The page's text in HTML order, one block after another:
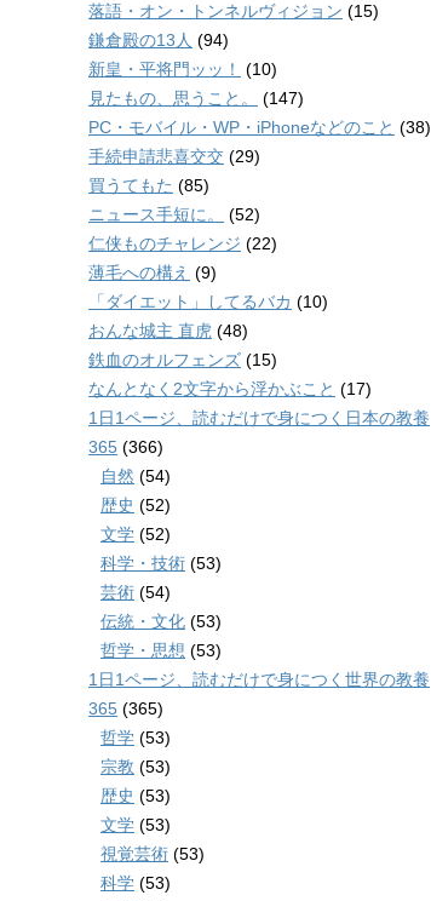
落語・オン・トンネルヴィジョン (15)
鎌倉殿の13人 (94)
新皇・平将門ッッ！
(10)
見たもの、思うこと。
(147)
PC・モバイル・WP・iPhoneなどのこと (38)
手続申請悲喜交交 (29)
買うてもた (85)
ニュース手短に。
(52)
仁侠ものチャレンジ (22)
薄毛への構え (9)
「ダイエット」してるバカ (10)
おんな城主 直虎 (48)
鉄血のオルフェンズ (15)
なんとなく2文字から浮かぶこと (17)
1日1ページ、読むだけで身につく日本の教養
365 (366)
自然 (54)
歴史 (52)
文学 (52)
科学・技術 (53)
芸術 (54)
伝統・文化 (53)
哲学・思想 (53)
1日1ページ、読むだけで身につく世界の教養
365 (365)
哲学 (53)
宗教 (53)
歴史 (53)
文学 (53)
視覚芸術 (53)
科学 (53)